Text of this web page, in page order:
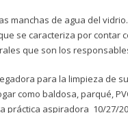
manchas de agua del
se caracteriza por contar
que son los
para la limpieza de
como baldosa, parqué,
práctica aspiradora 10/27/